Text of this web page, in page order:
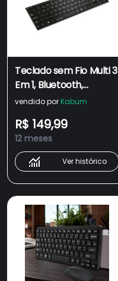
Teclado sem Fio Multi 3
Em 1, Bluetooth,
Multimídia, ABNT2 -
vendido por Kabum
R$ 149,99
12 meses
Ver histórico